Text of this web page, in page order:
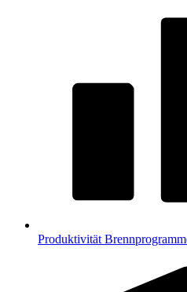
Produktivität